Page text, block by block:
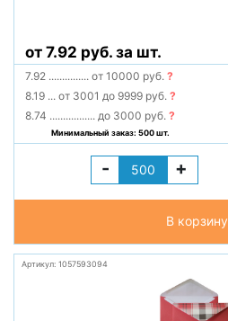
от 7.92 руб. за шт.
7.92 ............... от 10000 руб.?
8.19 ... от 3001 до 9999 руб.?
8.74 ................. до 3000 руб.?
Минимальный заказ: 500 шт.
- +
В корзину
Артикул: 1057593094